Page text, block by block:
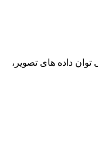
می توان داده های تصویر،